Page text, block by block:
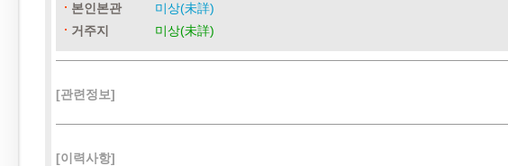
본인본관
미상(未詳)
거주지
미상(未詳)
[관련정보]
[이력사항]